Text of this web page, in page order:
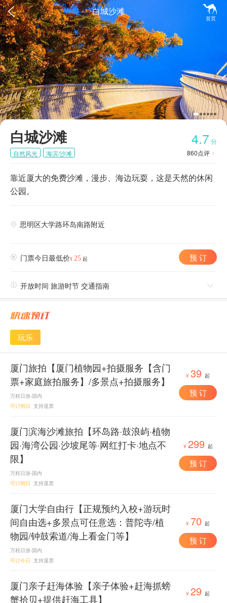
 
首页
白城沙滩
白城沙滩 4.7 分
860点评 
自然风光 海滨/沙滩
靠近厦大的免费沙滩，漫步、海边玩耍，这是天然的休闲
公园。
 思明区大学路环岛南路附近
 门票今日最低价¥ 25 起 预 订
 开放时间 旅游时节 交通指南 
玩乐
厦门旅拍【厦门植物园+拍摄服务【含门
票+家庭旅拍服务】/多景点+拍摄服务】
万程日游-国内
可订明日 支持退票
¥ 39 起
预 订
厦门滨海沙滩旅拍【环岛路·鼓浪屿·植物
园·海湾公园·沙坡尾等·网红打卡·地点不
限】
万程日游-国内
可订明日 支持退票
¥ 299 起
预 订
厦门大学自由行【正规预约入校+游玩时
间自由选+多景点可任意选：普陀寺/植
物园/钟鼓索道/海上看金门等】
万程日游-国内
可订今日 支持退票
¥ 70 起
预 订
厦门亲子赶海体验【亲子体验+赶海抓螃
蟹拾贝+提供赶海工具】
¥ 29 起